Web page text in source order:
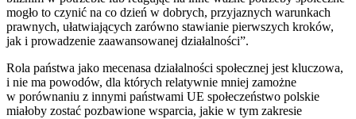
mogło to czynić na co dzień w dobrych, przyjaznych warunkach
prawnych, ułatwiających zarówno stawianie pierwszych kroków,
jak i prowadzenie zaawansowanej działalności”.
Rola państwa jako mecenasa działalności społecznej jest kluczowa,
i nie ma powodów, dla których relatywnie mniej zamożne
w porównaniu z innymi państwami UE społeczeństwo polskie
miałoby zostać pozbawione wsparcia, jakie w tym zakresie